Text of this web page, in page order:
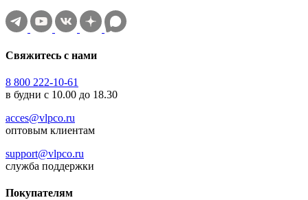
Свяжитесь с нами
8 800 222-10-61
в будни с 10.00 до 18.30
acces@vlpco.ru
оптовым клиентам
support@vlpco.ru
служба поддержки
Покупателям